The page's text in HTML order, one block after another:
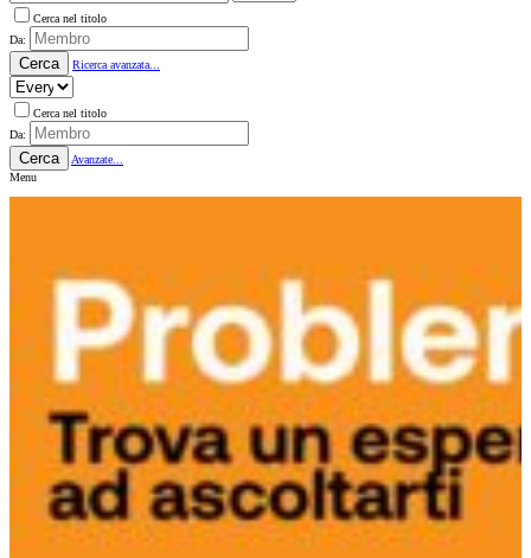
Cerca nel titolo
Da:
Cerca Ricerca avanzata...
Cerca nel titolo
Da:
Cerca
Avanzate...
Menu